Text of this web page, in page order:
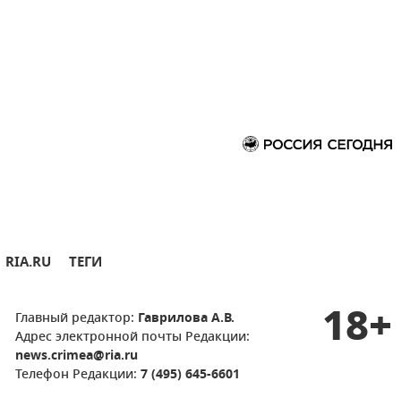
RIA.RU ТЕГИ
Главный редактор: Гаврилова А.В.
Адрес электронной почты Редакции:
news.crimea@ria.ru
Телефон Редакции: 7 (495) 645-6601
18+